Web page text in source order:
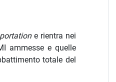
e rientra nei
ammesse e quelle
totale del